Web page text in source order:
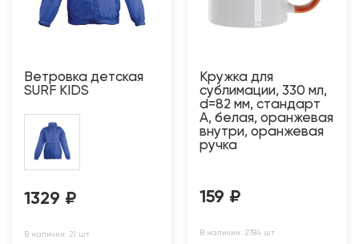
Ветровка детская
SURF KIDS
1329 ₽
В наличии: 21 шт
Кружка для
сублимации, 330 мл,
d=82 мм, стандарт
А, белая, оранжевая
внутри, оранжевая
ручка
159 ₽
В наличии: 2784 шт